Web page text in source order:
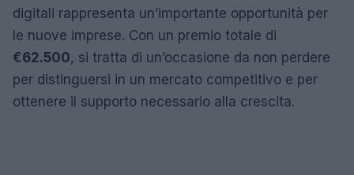
digitali rappresenta un’importante opportunità per
le nuove imprese. Con un premio totale di
€62.500, si tratta di un’occasione da non perdere
per distinguersi in un mercato competitivo e per
ottenere il supporto necessario alla crescita.